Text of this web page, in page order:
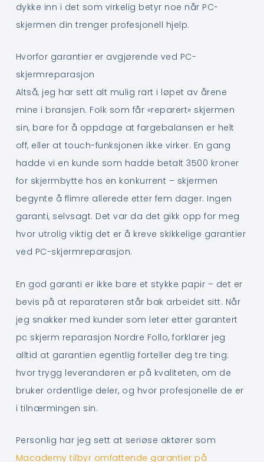
dykke inn i det som virkelig betyr noe når PC-
skjermen din trenger profesjonell hjelp.
Hvorfor garantier er avgjørende ved PC-
skjermreparasjon
Altså, jeg har sett alt mulig rart i løpet av årene
mine i bransjen. Folk som får «reparert» skjermen
sin, bare for å oppdage at fargebalansen er helt
off, eller at touch-funksjonen ikke virker. En gang
hadde vi en kunde som hadde betalt 3500 kroner
for skjermbytte hos en konkurrent – skjermen
begynte å flimre allerede etter fem dager. Ingen
garanti, selvsagt. Det var da det gikk opp for meg
hvor utrolig viktig det er å kreve skikkelige garantier
ved PC-skjermreparasjon.
En god garanti er ikke bare et stykke papir – det er
bevis på at reparatøren står bak arbeidet sitt. Når
jeg snakker med kunder som leter etter garantert
pc skjerm reparasjon Nordre Follo, forklarer jeg
alltid at garantien egentlig forteller deg tre ting:
hvor trygg leverandøren er på kvaliteten, om de
bruker ordentlige deler, og hvor profesjonelle de er
i tilnærmingen sin.
Personlig har jeg sett at seriøse aktører som
Macademy tilbyr omfattende garantier på